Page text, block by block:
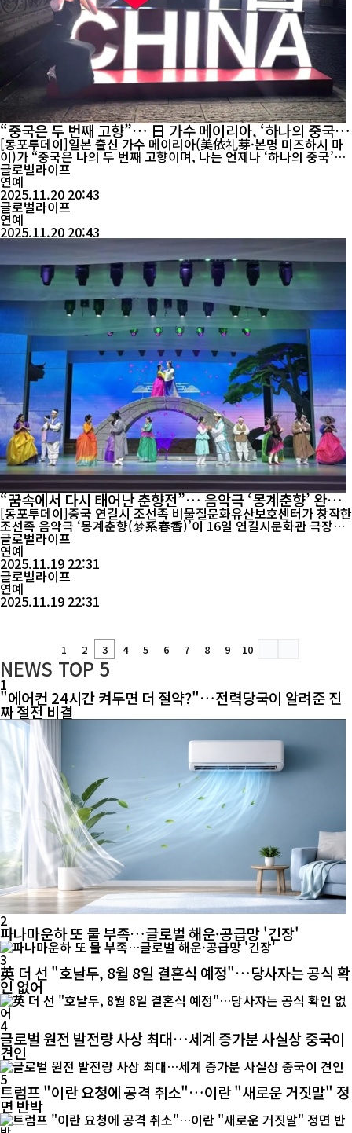
“중국은 두 번째 고향”… 日 가수 메이리아, ‘하나의 중국’
공개 지지
[동포투데이]일본 출신 가수 메이리아(美依礼芽·본명 미즈하시 마
이)가 “중국은 나의 두 번째 고향이며, 나는 언제나 ‘하나의 중국’을
지지한다”고 밝힌 발언이 중국 온라인에서 큰 화제를 모으고 있다.
지난 18일 그녀가 웨이보에 올린 글은 곧바로 다수 플랫폼의 실시간
검색어에 오르며 중국 팬들의 지지를 받았다. 1992년 일본 이바라키
현 쓰치우라에서 태어난 메...
글로벌라이프
연예
2025.11.20 20:43
글로벌라이프
연예
2025.11.20 20:43
“꿈속에서 다시 태어난 춘향전”… 음악극 ‘몽계춘향’ 완판
흥행
[동포투데이]중국 연길시 조선족 비물질문화유산보호센터가 창작한
조선족 음악극 ‘몽계춘향(梦系春香)’이 16일 연길시문화관 극장에
서 마지막 시민 공연을 마치며 10일간의 공연 일정을 성공적으로 마
쳤다. 이번 공연은 11월 7일 개막해 16일까지 총 10회 연속으로 무
대에 올랐다. 평일은 오후 7시, 주말은 오후 3시로 시간을 조정해 다
양한 관객층이 관람할 수 있도록 배려했다. 작품은 조선족 고전 ‘춘
향전’...
글로벌라이프
연예
2025.11.19 22:31
글로벌라이프
연예
2025.11.19 22:31
1 2 3 4 5 6 7 8 9 10
NEWS TOP 5
1
"에어컨 24시간 켜두면 더 절약?"…전력당국이 알려준 진
짜 절전 비결
2
파나마운하 또 물 부족…글로벌 해운·공급망 '긴장'
3
英 더 선 "호날두, 8월 8일 결혼식 예정"…당사자는 공식 확
인 없어
4
글로벌 원전 발전량 사상 최대…세계 증가분 사실상 중국이
견인
5
트럼프 "이란 요청에 공격 취소"…이란 "새로운 거짓말" 정
면 반박